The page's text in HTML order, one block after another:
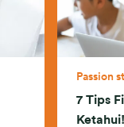
Passion
7 Tips
Ketahui!